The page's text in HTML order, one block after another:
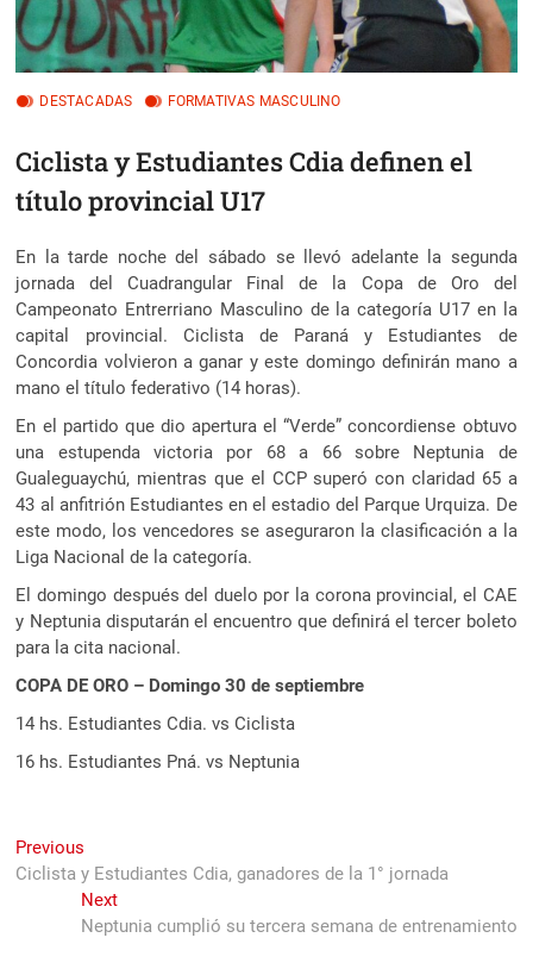
DESTACADAS FORMATIVAS MASCULINO
Ciclista y Estudiantes Cdia definen el
título provincial U17
En la tarde noche del sábado se llevó adelante la segunda
jornada del Cuadrangular Final de la Copa de Oro del
Campeonato Entrerriano Masculino de la categoría U17 en la
capital provincial. Ciclista de Paraná y Estudiantes de
Concordia volvieron a ganar y este domingo definirán mano a
mano el título federativo (14 horas).
En el partido que dio apertura el “Verde” concordiense obtuvo
una estupenda victoria por 68 a 66 sobre Neptunia de
Gualeguaychú, mientras que el CCP superó con claridad 65 a
43 al anfitrión Estudiantes en el estadio del Parque Urquiza. De
este modo, los vencedores se aseguraron la clasificación a la
Liga Nacional de la categoría.
El domingo después del duelo por la corona provincial, el CAE
y Neptunia disputarán el encuentro que definirá el tercer boleto
para la cita nacional.
COPA DE ORO – Domingo 30 de septiembre
14 hs. Estudiantes Cdia. vs Ciclista
16 hs. Estudiantes Pná. vs Neptunia
Navegación
de
entradas
Previous
post:
Ciclista y Estudiantes Cdia, ganadores de la 1° jornada
NextNext
post:
Neptunia cumplió su tercera semana de entrenamiento